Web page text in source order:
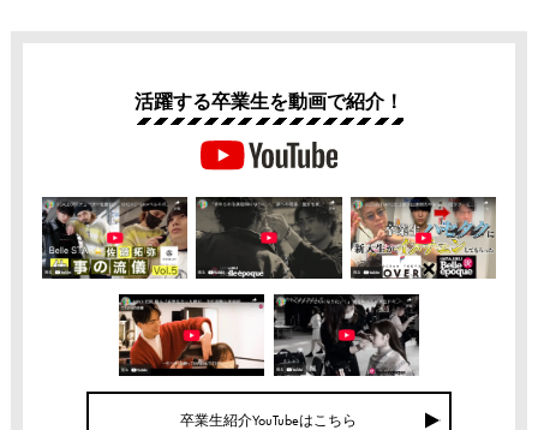
活躍する卒業生を動画で紹介！
卒業生紹介YouTubeはこちら